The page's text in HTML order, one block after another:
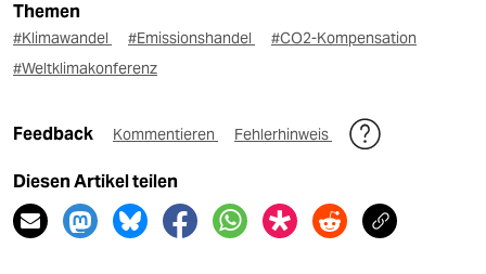
Themen
#Klimawandel #Emissionshandel
#CO2-Kompensation
#Weltklimakonferenz
Feedback Kommentieren Fehlerhinweis
Diesen Artikel teilen